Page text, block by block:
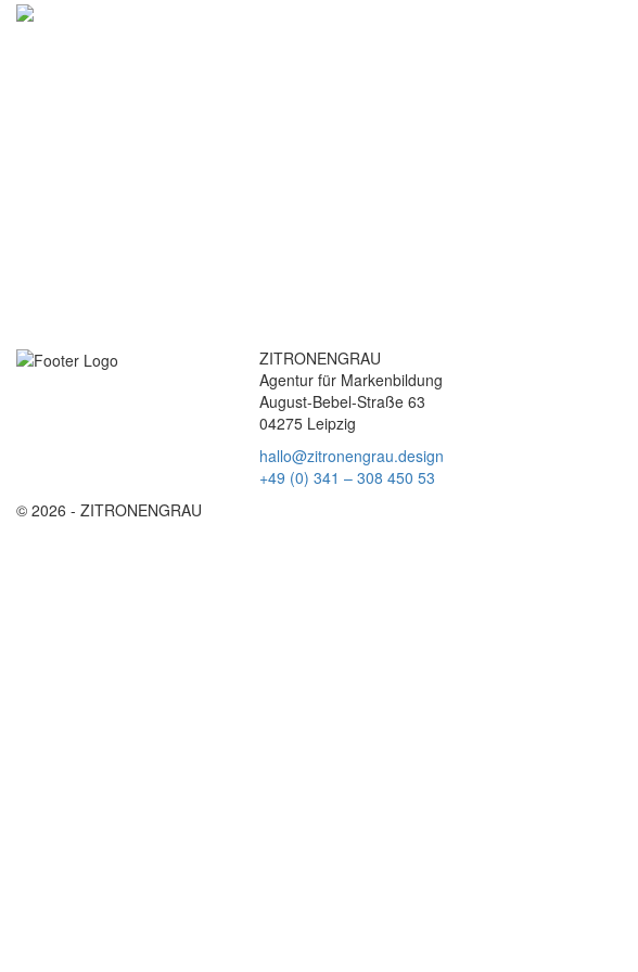
ZITRONENGRAU
Agentur für Markenbildung
August-Bebel-Straße 63
04275 Leipzig
hallo@zitronengrau.design
+49 (0) 341 – 308 450 53
© 2026 - ZITRONENGRAU